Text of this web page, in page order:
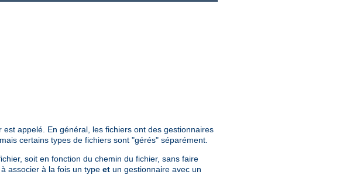
appelé. En général, les fichiers ont des gestionnaires
certains types de fichiers sont "gérés" séparément.
soit en fonction du chemin du fichier, sans faire
associer à la fois un type et un gestionnaire avec un